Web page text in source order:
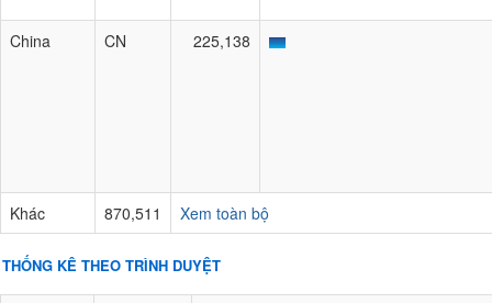
China CN 225,138
Khác 870,511 Xem toàn bộ
THỐNG KÊ THEO TRÌNH DUYỆT